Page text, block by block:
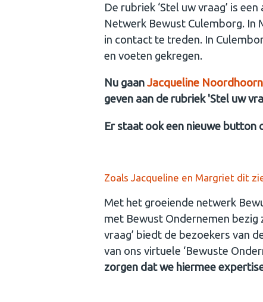
De rubriek ‘Stel uw vraag’ is
Netwerk Bewust Culemborg. In
in contact te treden. In
en voeten gekregen.
Nu gaanJacqueline Noordhoorn
geven aan de rubriek 'Stel uw
Er staat ook een nieuwe button
Zoals Jacqueline en Margriet dit
Met het groeiende netwerk
met Bewust Ondernemen
vraag’ biedt de bezoekers van
van ons virtuele ‘Bewuste
zorgen dat we hiermee